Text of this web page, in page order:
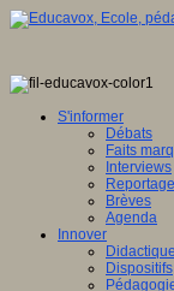
S'informer
Débats
Faits
Interviews
Brèves
Agenda
Innover
Didactique
Dispositifs